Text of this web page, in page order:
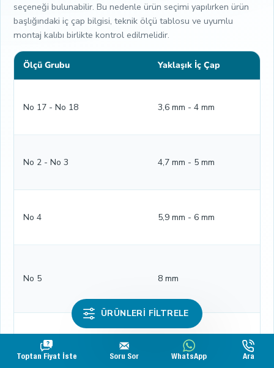
Toptan Fiyat İste Soru Sor WhatsApp Ara
seçeneği bulunabilir. Bu nedenle ürün seçimi yapılırken ürün
başlığındaki iç çap bilgisi, teknik ölçü tablosu ve uyumlu
montaj kalıbı birlikte kontrol edilmelidir.
Ölçü Grubu Yaklaşık İç Çap
No 17 - No 18 3,6 mm - 4 mm
No 2 - No 3 4,7 mm - 5 mm
No 4 5,9 mm - 6 mm
No 5 8 mm
No 24 9,3 mm
ÜRÜNLERI FILTRELE